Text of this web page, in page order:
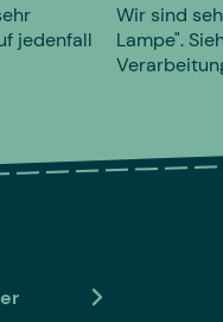
jedenfall
Wir sind
Lampe".